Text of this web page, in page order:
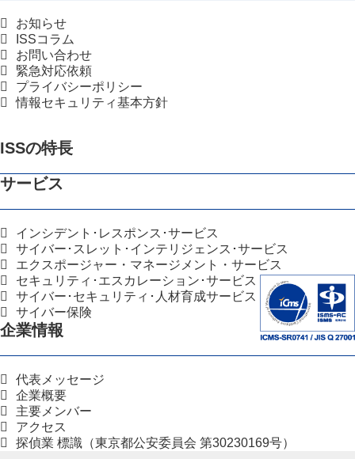
お知らせ
ISSコラム
お問い合わせ
緊急対応依頼
プライバシーポリシー
情報セキュリティ基本方針
ISSの特長
サービス
インシデント･レスポンス･サービス
サイバー･スレット･インテリジェンス･サービス
エクスポージャー・マネージメント・サービス
セキュリティ･エスカレーション･サービス
サイバー･セキュリティ･人材育成サービス
サイバー保険
企業情報
代表メッセージ
企業概要
主要メンバー
アクセス
探偵業 標識（東京都公安委員会 第30230169号）